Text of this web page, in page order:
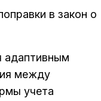
в закон о
адаптивным
между
учета